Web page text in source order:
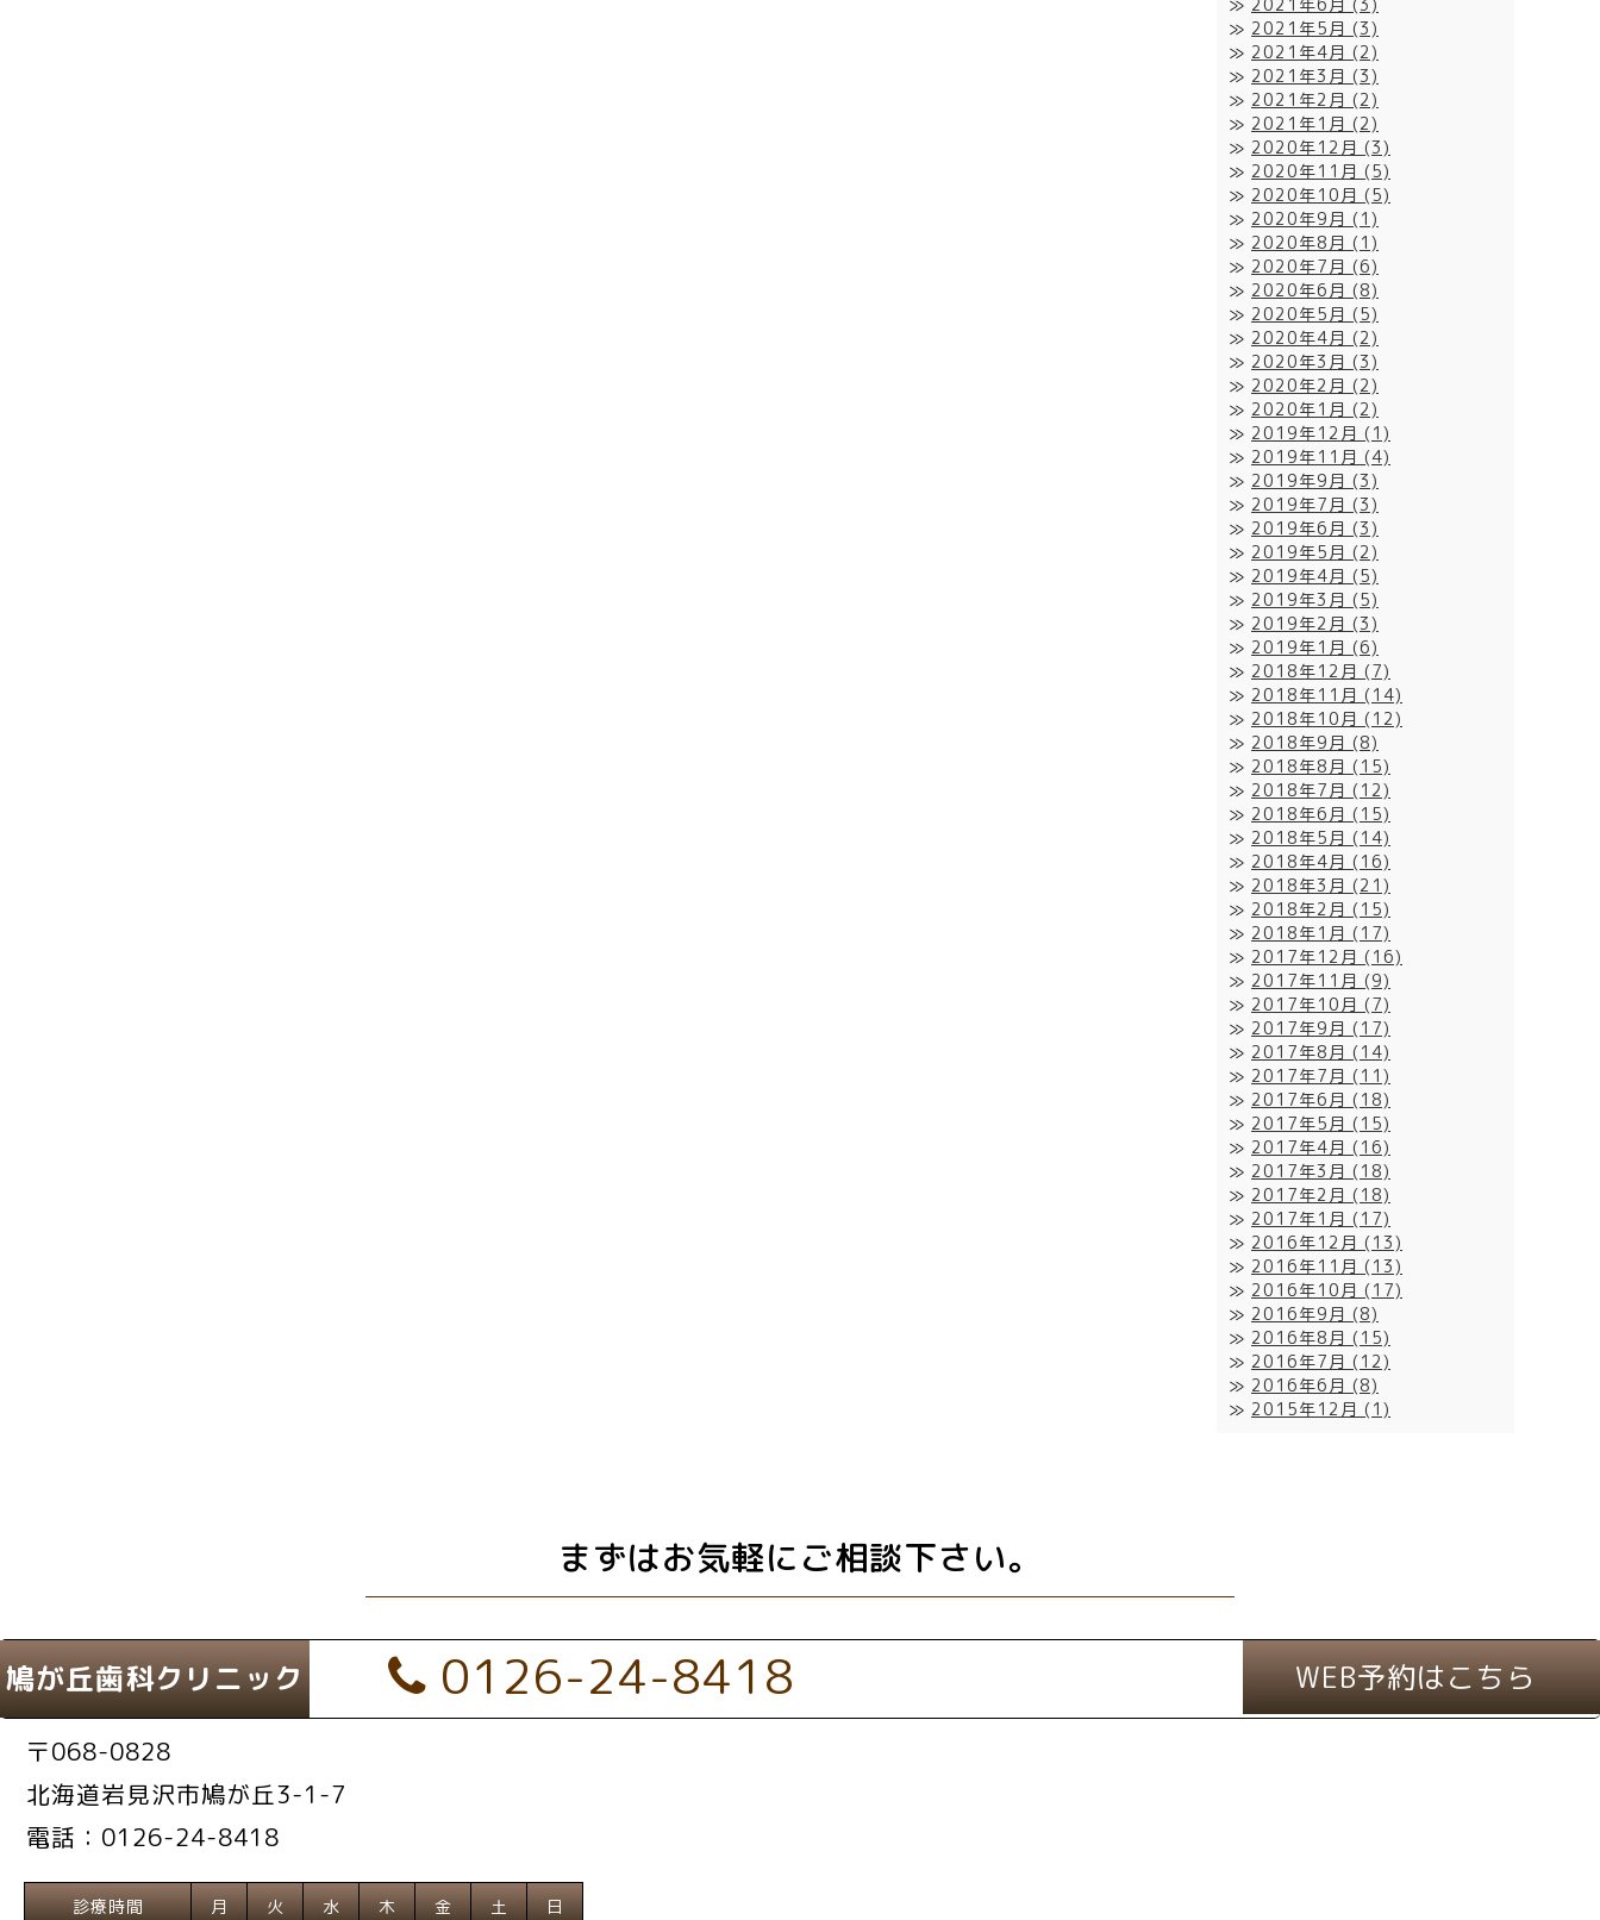
2021年6月 (3)
2021年5月 (3)
2021年4月 (2)
2021年3月 (3)
2021年2月 (2)
2021年1月 (2)
2020年12月 (3)
2020年11月 (5)
2020年10月 (5)
2020年9月 (1)
2020年8月 (1)
2020年7月 (6)
2020年6月 (8)
2020年5月 (5)
2020年4月 (2)
2020年3月 (3)
2020年2月 (2)
2020年1月 (2)
2019年12月 (1)
2019年11月 (4)
2019年9月 (3)
2019年7月 (3)
2019年6月 (3)
2019年5月 (2)
2019年4月 (5)
2019年3月 (5)
2019年2月 (3)
2019年1月 (6)
2018年12月 (7)
2018年11月 (14)
2018年10月 (12)
2018年9月 (8)
2018年8月 (15)
2018年7月 (12)
2018年6月 (15)
2018年5月 (14)
2018年4月 (16)
2018年3月 (21)
2018年2月 (15)
2018年1月 (17)
2017年12月 (16)
2017年11月 (9)
2017年10月 (7)
2017年9月 (17)
2017年8月 (14)
2017年7月 (11)
2017年6月 (18)
2017年5月 (15)
2017年4月 (16)
2017年3月 (18)
2017年2月 (18)
2017年1月 (17)
2016年12月 (13)
2016年11月 (13)
2016年10月 (17)
2016年9月 (8)
2016年8月 (15)
2016年7月 (12)
2016年6月 (8)
2015年12月 (1)
まずはお気軽にご相談下さい。
鳩が丘歯科クリニック 0126-24-8418 WEB予約はこちら
〒068-0828
北海道岩見沢市鳩が丘3-1-7
電話：0126-24-8418
診療時間 月 火 水 木 金 土 日